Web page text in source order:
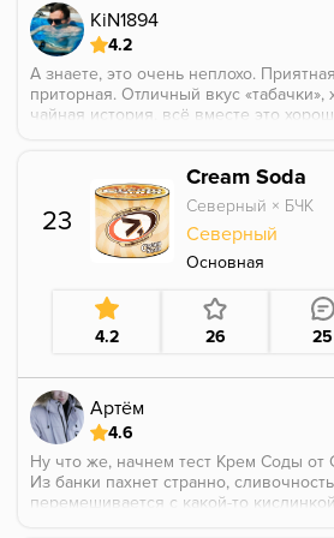
Снизил балл только из-за крайне
так, в целом, вопросов к этому
сказал бы что подойдет на каждый
побаловаться можно было бы, если
"лимитированного" аромата.
KiN1894
4.2
А знаете, это очень неплохо.
приторная. Отличный вкус «табачки»,
чайная история, всё вместе это
сняли с производства. :(
23
Cream Soda
Северный × БЧК
Северный
Основная
4.2 26 25
Артём
4.6
Ну что же, начнем тест Крем Соды от
Из банки пахнет странно, сливочность
перемешивается с какой-то